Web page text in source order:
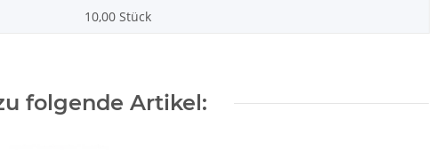
10,00 Stück
folgende Artikel: